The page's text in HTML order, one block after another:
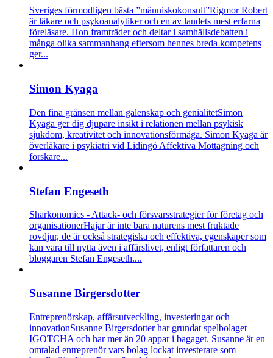
Sveriges förmodligen bästa ”människokonsult”Rigmor Robert
är läkare och psykoanalytiker och en av landets mest erfarna
föreläsare. Hon framträder och deltar i samhällsdebatten i
många olika sammanhang eftersom hennes breda kompetens
ger...
Simon Kyaga
Den fina gränsen mellan galenskap och genialitetSimon
Kyaga ger dig djupare insikt i relationen mellan psykisk
sjukdom, kreativitet och innovationsförmåga. Simon Kyaga är
överläkare i psykiatri vid Lidingö Affektiva Mottagning och
forskare...
Stefan Engeseth
Sharkonomics - Attack- och försvarsstrategier för företag och
organisationerHajar är inte bara naturens mest fruktade
rovdjur, de är också strategiska och effektiva, egenskaper som
kan vara till nytta även i affärslivet, enligt författaren och
bloggaren Stefan Engeseth....
Susanne Birgersdotter
Entreprenörskap, affärsutveckling, investeringar och
innovationSusanne Birgersdotter har grundat spelbolaget
IGOTCHA och har mer än 20 appar i bagaget. Susanne är en
omtalad entreprenör vars bolag lockat investerare som